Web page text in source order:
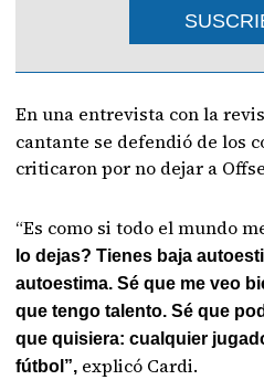
En una entrevista con la
cantante se defendió de los
criticaron por no dejar a
“Es como si todo el mundo
lo dejas? Tienes baja
autoestima. Sé que me veo
que tengo talento. Sé que
que quisiera: cualquier
fútbol”, explicó Cardi.